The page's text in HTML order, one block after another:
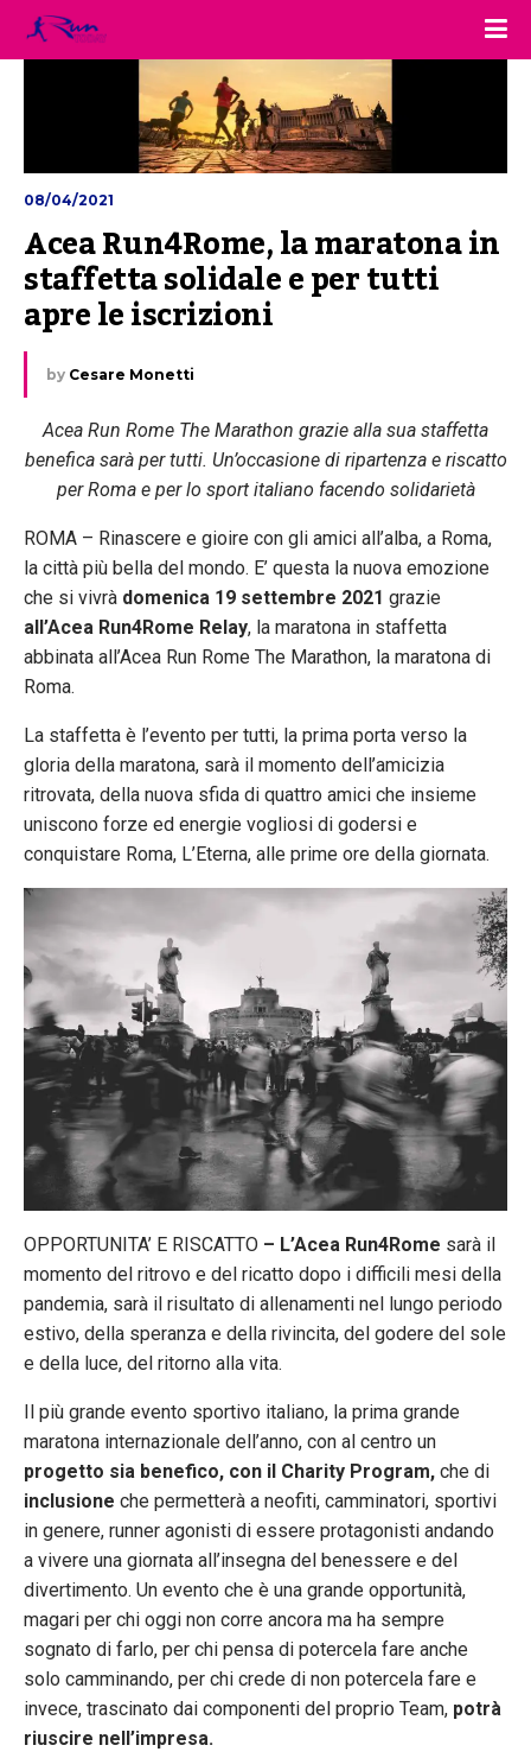
08/04/2021
Acea Run4Rome, la maratona in
staffetta solidale e per tutti
apre le iscrizioni
by Cesare Monetti
Acea Run Rome The Marathon grazie alla sua staffetta
benefica sarà per tutti. Un’occasione di ripartenza e riscatto
per Roma e per lo sport italiano facendo solidarietà
ROMA – Rinascere e gioire con gli amici all’alba, a Roma,
la città più bella del mondo. E’ questa la nuova emozione
che si vivrà domenica 19 settembre 2021 grazie
all’Acea Run4Rome Relay, la maratona in staffetta
abbinata all’Acea Run Rome The Marathon, la maratona di
Roma.
La staffetta è l’evento per tutti, la prima porta verso la
gloria della maratona, sarà il momento dell’amicizia
ritrovata, della nuova sfida di quattro amici che insieme
uniscono forze ed energie vogliosi di godersi e
conquistare Roma, L’Eterna, alle prime ore della giornata.
OPPORTUNITA’ E RISCATTO – L’Acea Run4Rome sarà il
momento del ritrovo e del ricatto dopo i difficili mesi della
pandemia, sarà il risultato di allenamenti nel lungo periodo
estivo, della speranza e della rivincita, del godere del sole
e della luce, del ritorno alla vita.
Il più grande evento sportivo italiano, la prima grande
maratona internazionale dell’anno, con al centro un
progetto sia benefico, con il Charity Program, che di
inclusione che permetterà a neofiti, camminatori, sportivi
in genere, runner agonisti di essere protagonisti andando
a vivere una giornata all’insegna del benessere e del
divertimento. Un evento che è una grande opportunità,
magari per chi oggi non corre ancora ma ha sempre
sognato di farlo, per chi pensa di potercela fare anche
solo camminando, per chi crede di non potercela fare e
invece, trascinato dai componenti del proprio Team, potrà
riuscire nell’impresa.